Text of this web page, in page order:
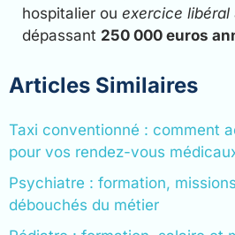
hospitalier ou exercice libéral
dépassant 250 000 euros
Articles Similaires
Taxi conventionné : comment
pour vos rendez-vous
Psychiatre : formation,
débouchés du métier